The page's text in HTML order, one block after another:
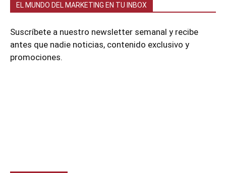
EL MUNDO DEL MARKETING EN TU INBOX
Suscríbete a nuestro newsletter semanal y recibe
antes que nadie noticias, contenido exclusivo y
promociones.